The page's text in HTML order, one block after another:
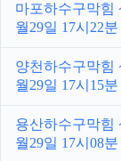
마포하수구막힘
월29일 17시22분
양천하수구막힘
월29일 17시15분
용산하수구막힘
월29일 17시08분